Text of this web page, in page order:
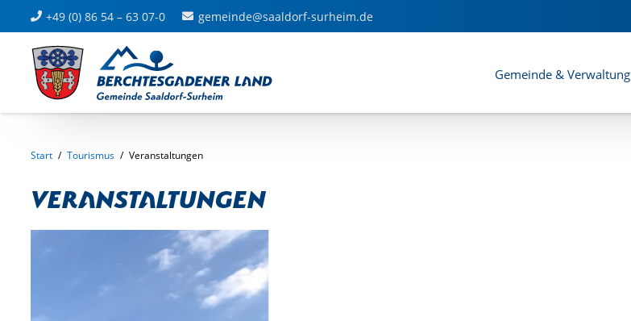
+49 (0) 86 54 – 63 07-0 gemeinde@saaldorf-surheim.de
Gemeinde & Verwaltung
Start / Tourismus / Veranstaltungen
Veranstaltungen